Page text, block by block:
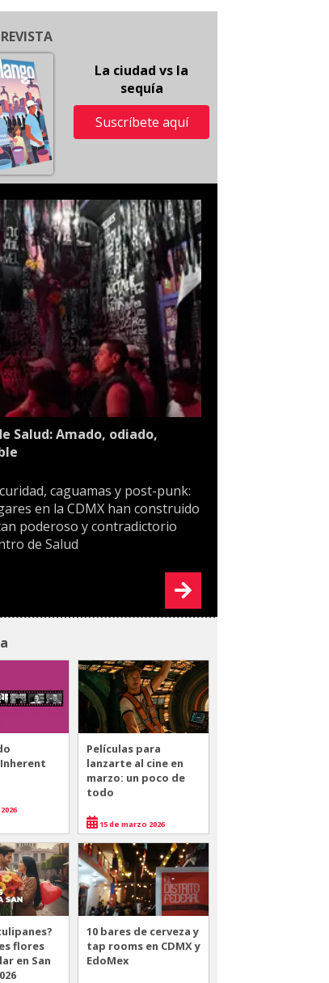
La ciudad vs la
sequía
Suscríbete aquí
Salud: Amado, odiado,
caguamas y post-punk:
en la CDMX han construido
poderoso y contradictorio
de Salud
Películas para
lanzarte al cine en
marzo: un poco de
todo
15 de marzo 2026
flores
en San
10 bares de cerveza y
tap rooms en CDMX y
EdoMex